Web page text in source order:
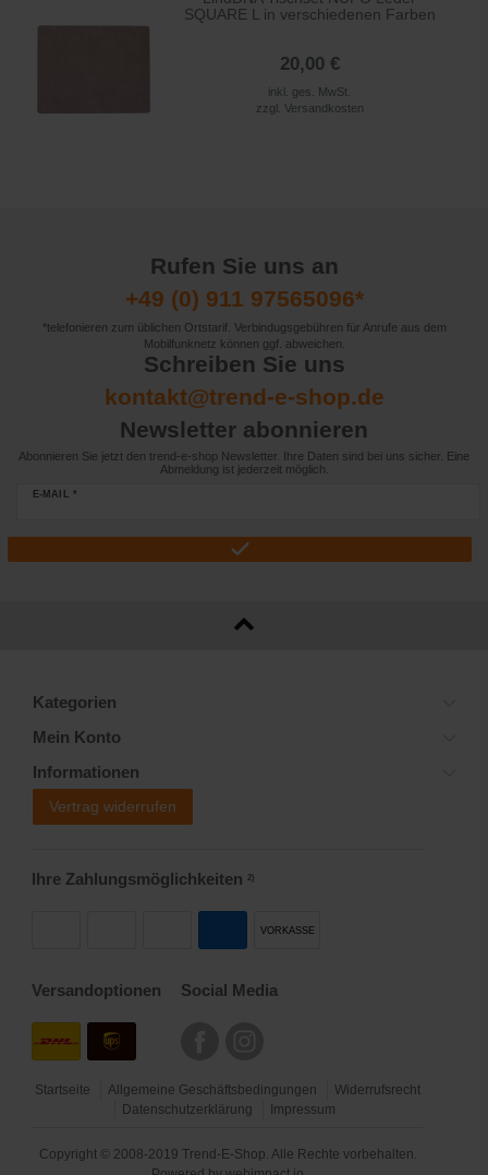
SQUARE L in verschiedenen Farben
20,00 €
inkl. ges. MwSt.
zzgl. Versandkosten
Rufen Sie uns an
+49 (0) 911 97565096*
*telefonieren zum üblichen Ortstarif. Verbindugsgebühren für Anrufe aus dem
Mobilfunknetz können ggf. abweichen.
Schreiben Sie uns
kontakt@trend-e-shop.de
Newsletter abonnieren
Abonnieren Sie jetzt den trend-e-shop Newsletter. Ihre Daten sind bei uns sicher. Eine
Abmeldung ist jederzeit möglich.
E-MAIL *
Kategorien
Mein Konto
Informationen
Vertrag widerrufen
Ihre Zahlungsmöglichkeiten 2)
VORKASSE
Versandoptionen Social Media
Startseite Allgemeine Geschäftsbedingungen
Widerrufsrecht
Datenschutzerklärung
Impressum
Copyright © 2008-2019 Trend-E-Shop. Alle Rechte vorbehalten.